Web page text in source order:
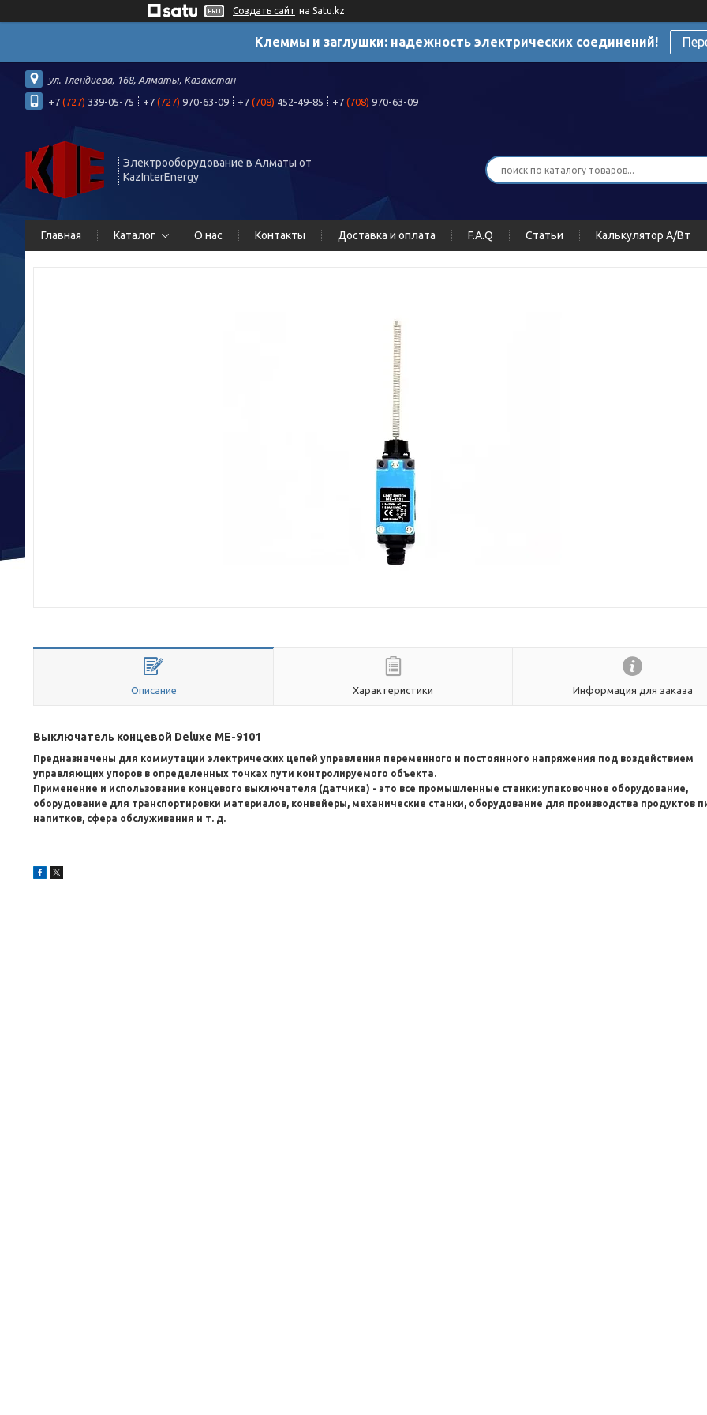
Создать сайт на Satu.kz
Клеммы и заглушки: надежность электрических соединений!
ул. Тлендиева, 168, Алматы, Казахстан
+7 (727) 339-05-75 +7 (727) 970-63-09 +7 (708) 452-49-85 +7 (708) 970-63-09
Электрооборудование в Алматы от
KazInterEnergy
Главная Каталог О нас Контакты Доставка и оплата F.A.Q Статьи Калькулятор А/Вт
Описание Характеристики Информация для заказа
Выключатель концевой Deluxe МЕ-9101
Предназначены для коммутации электрических цепей управления переменного и постоянного напряжения под воздействием
управляющих упоров в определенных точках пути контролируемого объекта.
Применение и использование концевого выключателя (датчика) - это все промышленные станки: упаковочное оборудование,
оборудование для транспортировки материалов, конвейеры, механические станки, оборудование для производства продуктов
напитков, сфера обслуживания и т. д.